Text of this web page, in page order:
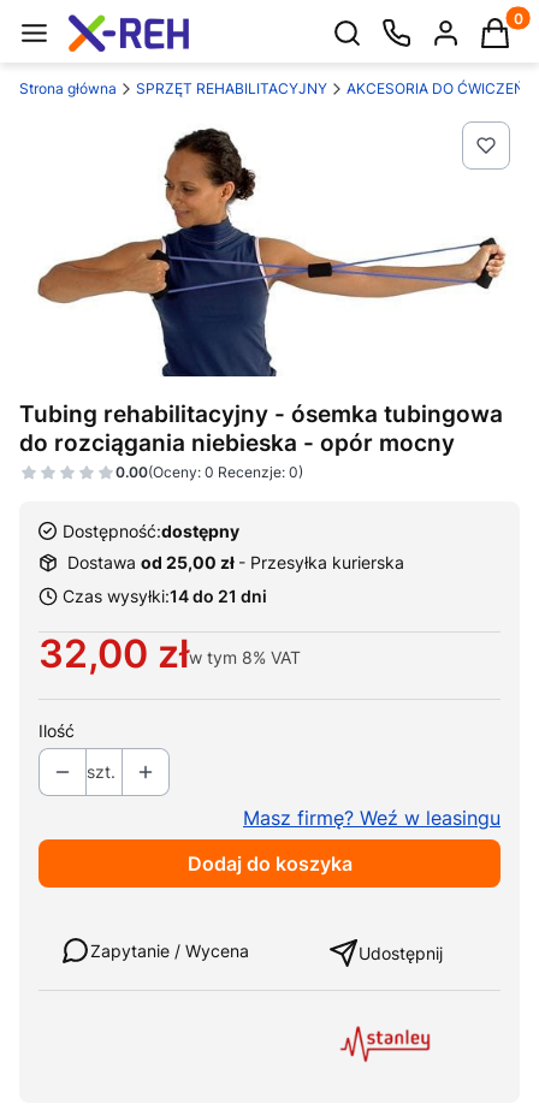
Otwórz wyszukiwarkę
Strona główna SPRZĘT REHABILITACYJNY AKCESORIA DO ĆWICZEŃ
Tubing rehabilitacyjny - ósemka tubingowa
do rozciągania niebieska - opór mocny
0.00(Oceny: 0 Recenzje: 0)
Dostępność:dostępny
Dostawa od 25,00 zł - Przesyłka kurierska
Czas wysyłki:14 do 21 dni
Cena
32,00 złw tym 8% VAT
Ilość
szt.
Masz firmę? Weź w leasingu
Dodaj do koszyka
Zapytanie / Wycena Udostępnij